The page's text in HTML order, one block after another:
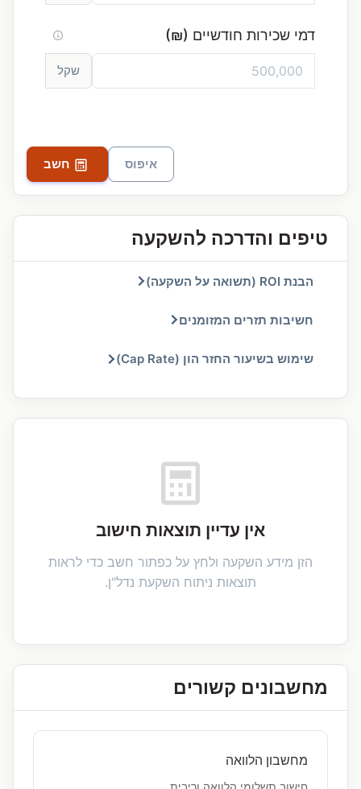
דמי שכירות חודשיים (₪)
שקל
איפוס
טיפים והדרכה להשקעה
הבנת ROI (תשואה על השקעה)
חשיבות תזרים המזומנים
שימוש בשיעור החזר הון (Cap Rate)
אין עדיין תוצאות חישוב
הזן מידע השקעה ולחץ על כפתור חשב כדי לראות
תוצאות ניתוח השקעת נדל"ן.
מחשבונים קשורים
מחשבון הלוואה
חישוב תשלומי הלוואה וריבית